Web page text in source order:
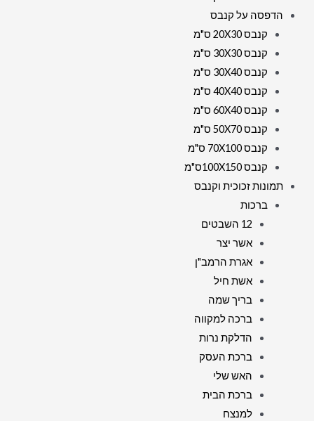
הדפסה על קנבס
קנבס 20X30 ס"מ
קנבס 30X30 ס"מ
קנבס 30X40 ס"מ
קנבס 40X40 ס"מ
קנבס 60X40 ס"מ
קנבס 50X70 ס"מ
קנבס 70X100 ס"מ
קנבס 100X150ס"מ
תמונות זכוכית וקנבס
ברכות
12 השבטים
אשר יצר
אגרת הרמב"ן
אשת חיל
בריך שמה
ברכה למקווה
הדלקת נרות
ברכת העסק
האש שלי
ברכת הבית
למנצח